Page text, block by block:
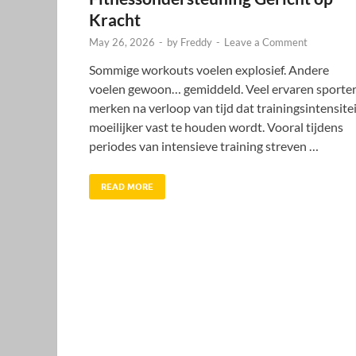
Kracht
May 26, 2026 - by Freddy - Leave a Comment
Sommige workouts voelen explosief. Andere
voelen gewoon… gemiddeld. Veel ervaren
merken na verloop van tijd dat
moeilijker vast te houden wordt. Vooral tijdens
periodes van intensieve training streven …
READ MORE